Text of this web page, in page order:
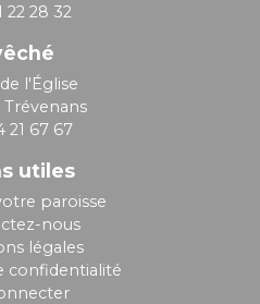
22 28 32
l'Église
21 67 67
utiles
paroisse
nous
légales
confidentialité